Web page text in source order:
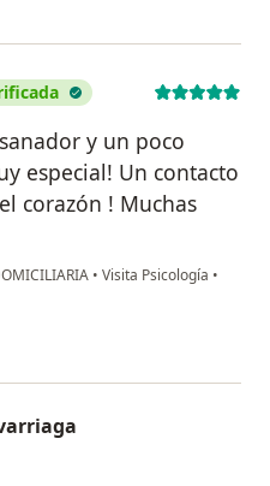
y un poco
especial! Un contacto
corazón ! Muchas
• Visita Psicología •